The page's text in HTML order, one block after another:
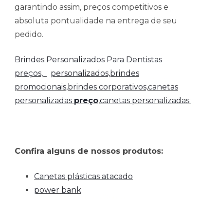
garantindo assim, preços competitivos e
absoluta pontualidade na entrega de seu
pedido.
Brindes Personalizados Para Dentistas
preços,
personalizados,brindes
promocionais,brindes corporativos,canetas
personalizadas preço,canetas personalizadas
Confira alguns de nossos produtos:
Canetas plásticas atacado
power bank